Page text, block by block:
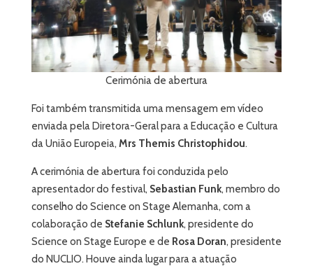
Cerimónia de abertura
Foi também transmitida uma mensagem em vídeo
enviada pela Diretora-Geral para a Educação e Cultura
da União Europeia, Mrs Themis Christophidou.
A cerimónia de abertura foi conduzida pelo
apresentador do festival, Sebastian Funk, membro do
conselho do Science on Stage Alemanha, com a
colaboração de Stefanie Schlunk, presidente do
Science on Stage Europe e de Rosa Doran, presidente
do NUCLIO. Houve ainda lugar para a atuação